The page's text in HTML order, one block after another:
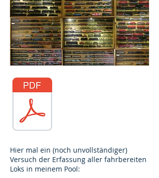
Hier mal ein (noch unvollständiger)
Versuch der Erfassung aller fahrbereiten
Loks in meinem Pool: